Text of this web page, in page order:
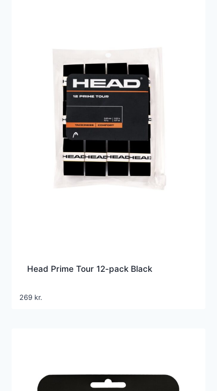
Head Prime Tour 12-pack Black
269 kr.